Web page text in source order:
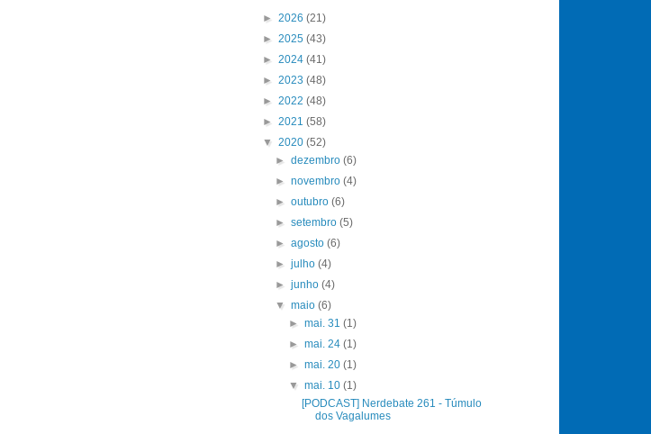
► 2026 (21)
► 2025 (43)
► 2024 (41)
► 2023 (48)
► 2022 (48)
► 2021 (58)
▼ 2020 (52)
►dezembro(6)
►novembro(4)
►outubro(6)
►setembro(5)
►agosto(6)
►julho(4)
►junho(4)
▼maio(6)
► mai. 31 (1)
► mai. 24 (1)
► mai. 20 (1)
▼ mai. 10 (1)
[PODCAST] Nerdebate 261 - Túmulo
dos Vagalumes